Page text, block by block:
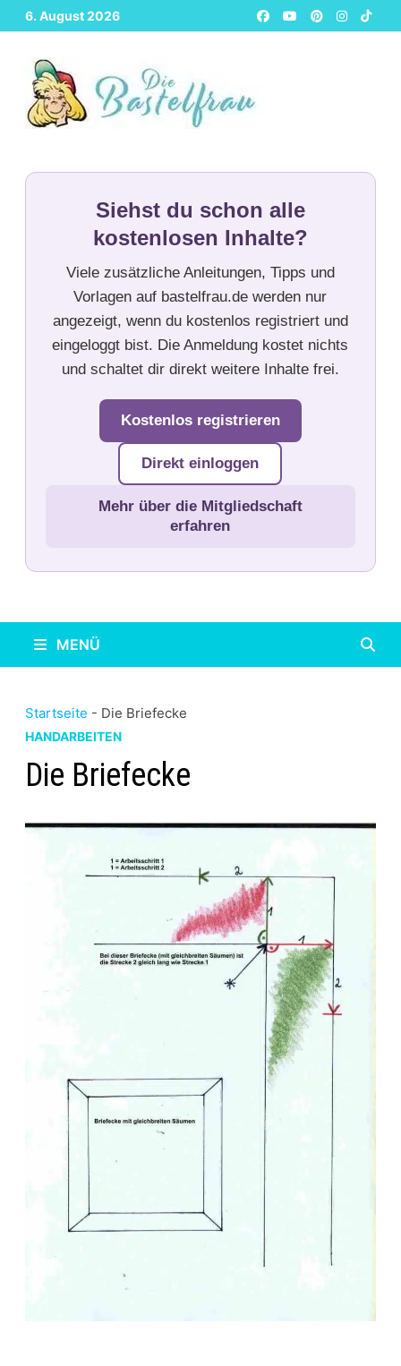
Zurück
zum
Inhalt
6. August 2026
Siehst du schon alle
kostenlosen Inhalte?
Viele zusätzliche Anleitungen, Tipps und
Vorlagen auf bastelfrau.de werden nur
angezeigt, wenn du kostenlos registriert und
eingeloggt bist. Die Anmeldung kostet nichts
und schaltet dir direkt weitere Inhalte frei.
Kostenlos registrieren
Direkt einloggen
Mehr über die Mitgliedschaft
erfahren
MENÜ
Startseite - Die Briefecke
HANDARBEITEN
Die Briefecke